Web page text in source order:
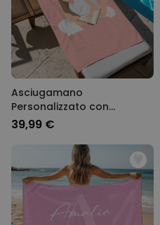
Asciugamano
Personalizzato con
Illustrazione IA
39,99 €